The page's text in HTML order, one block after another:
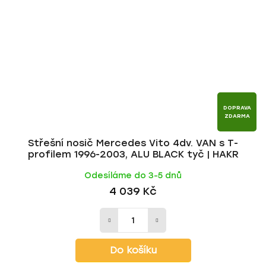
DOPRAVA
ZDARMA
Střešní nosič Mercedes Vito 4dv. VAN s T-
profilem 1996-2003, ALU BLACK tyč | HAKR
Odesíláme do 3-5 dnů
4 039 Kč
Do košíku